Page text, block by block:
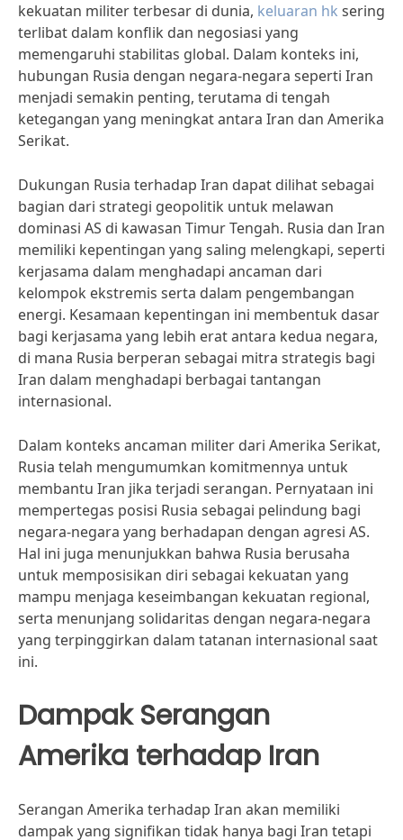
kekuatan militer terbesar di dunia, keluaran hk sering
terlibat dalam konflik dan negosiasi yang
memengaruhi stabilitas global. Dalam konteks ini,
hubungan Rusia dengan negara-negara seperti Iran
menjadi semakin penting, terutama di tengah
ketegangan yang meningkat antara Iran dan Amerika
Serikat.
Dukungan Rusia terhadap Iran dapat dilihat sebagai
bagian dari strategi geopolitik untuk melawan
dominasi AS di kawasan Timur Tengah. Rusia dan Iran
memiliki kepentingan yang saling melengkapi, seperti
kerjasama dalam menghadapi ancaman dari
kelompok ekstremis serta dalam pengembangan
energi. Kesamaan kepentingan ini membentuk dasar
bagi kerjasama yang lebih erat antara kedua negara,
di mana Rusia berperan sebagai mitra strategis bagi
Iran dalam menghadapi berbagai tantangan
internasional.
Dalam konteks ancaman militer dari Amerika Serikat,
Rusia telah mengumumkan komitmennya untuk
membantu Iran jika terjadi serangan. Pernyataan ini
mempertegas posisi Rusia sebagai pelindung bagi
negara-negara yang berhadapan dengan agresi AS.
Hal ini juga menunjukkan bahwa Rusia berusaha
untuk memposisikan diri sebagai kekuatan yang
mampu menjaga keseimbangan kekuatan regional,
serta menunjang solidaritas dengan negara-negara
yang terpinggirkan dalam tatanan internasional saat
ini.
Dampak Serangan
Amerika terhadap Iran
Serangan Amerika terhadap Iran akan memiliki
dampak yang signifikan tidak hanya bagi Iran tetapi